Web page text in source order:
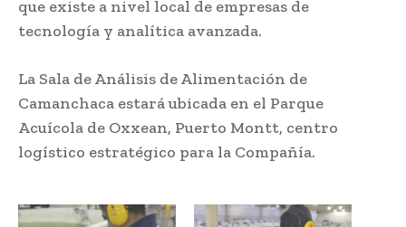
que existe a nivel local de empresas de
tecnología y analítica avanzada.
La Sala de Análisis de Alimentación de
Camanchaca estará ubicada en el Parque
Acuícola de Oxxean, Puerto Montt, centro
logístico estratégico para la Compañía.